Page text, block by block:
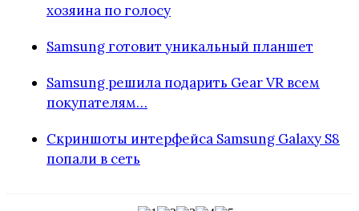
хозяина по голосу
Samsung готовит уникальный планшет
Samsung решила подарить Gear VR всем
покупателям…
Скриншоты интерфейса Samsung Galaxy S8
попали в сеть